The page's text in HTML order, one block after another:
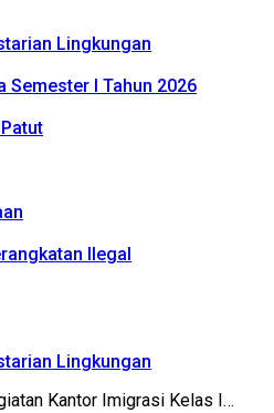
Lingkungan
Semester I Tahun 2026
Ilegal
Lingkungan
Kantor Imigrasi Kelas I…